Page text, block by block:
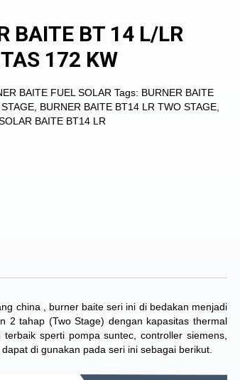
BAITE BT 14 L/LR
172 KW
BAITE FUEL SOLAR Tags: BURNER BAITE
BURNER BAITE BT14 LR TWO STAGE
BAITE BT14 LR
china , burner baite seri ini di bedakan menjadi
2 tahap (Two Stage) dengan kapasitas thermal
sperti pompa suntec, controller siemens,
di gunakan pada seri ini sebagai berikut.